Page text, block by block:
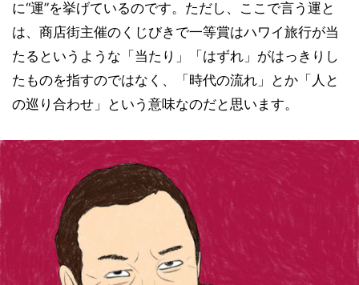
に“運”を挙げているのです。ただし、ここで言う運と
は、商店街主催のくじびきで一等賞はハワイ旅行が当
たるというような「当たり」「はずれ」がはっきりし
たものを指すのではなく、「時代の流れ」とか「人と
の巡り合わせ」という意味なのだと思います。